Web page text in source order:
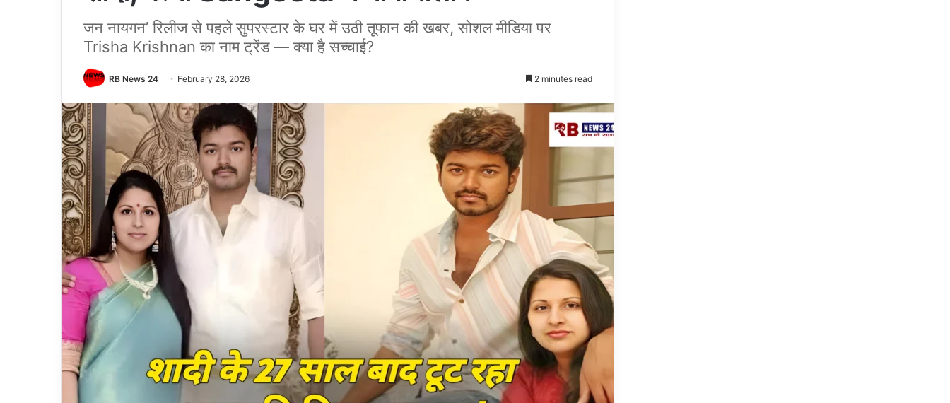
जन नायगन’ रिलीज से पहले सुपरस्टार के घर में उठी तूफान की खबर, सोशल मीडिया पर
Trisha Krishnan का नाम ट्रेंड — क्या है सच्चाई?
RB News 24 February 28, 2026 2 minutes read